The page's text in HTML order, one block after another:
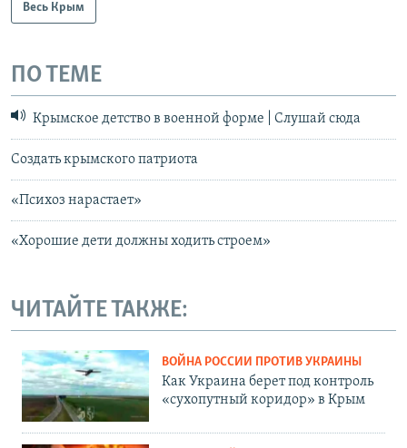
Весь Крым
ПО ТЕМЕ
Крымское детство в военной форме | Слушай сюда
Создать крымского патриота
«Психоз нарастает»
«Хорошие дети должны ходить строем»
ЧИТАЙТЕ ТАКЖЕ:
ВОЙНА РОССИИ ПРОТИВ УКРАИНЫ
Как Украина берет под контроль
«сухопутный коридор» в Крым